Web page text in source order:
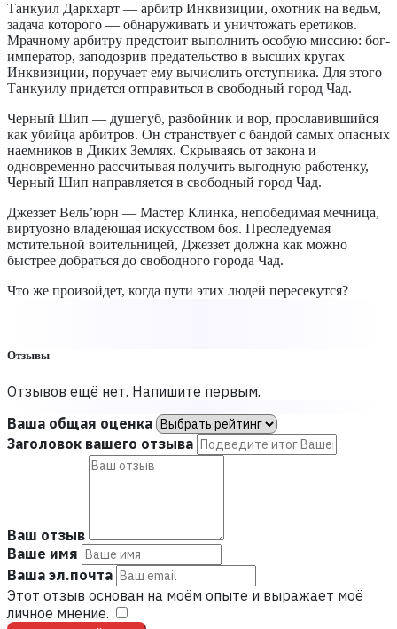
Танкуил Даркхарт — арбитр Инквизиции, охотник на ведьм,
задача которого — обнаруживать и уничтожать еретиков.
Мрачному арбитру предстоит выполнить особую миссию: бог-
император, заподозрив предательство в высших кругах
Инквизиции, поручает ему вычислить отступника. Для этого
Танкуилу придется отправиться в свободный город Чад.
Черный Шип — душегуб, разбойник и вор, прославившийся
как убийца арбитров. Он странствует с бандой самых опасных
наемников в Диких Землях. Скрываясь от закона и
одновременно рассчитывая получить выгодную работенку,
Черный Шип направляется в свободный город Чад.
Джеззет Вель’юрн — Мастер Клинка, непобедимая мечница,
виртуозно владеющая искусством боя. Преследуемая
мстительной воительницей, Джеззет должна как можно
быстрее добраться до свободного города Чад.
Что же произойдет, когда пути этих людей пересекутся?
Отзывы
Отзывов ещё нет. Напишите первым.
Ваша общая оценка
Заголовок вашего отзыва
Ваш отзыв
Ваше имя
Ваша эл.почта
Этот отзыв основан на моём опыте и выражает моё
личное мнение.